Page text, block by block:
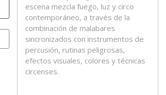
escena mezcla fuego, luz y circo
contemporáneo, a través de la
combinación de malabares
sincronizados con instrumentos de
percusión, rutinas peligrosas,
efectos visuales, colores y técnicas
circenses.